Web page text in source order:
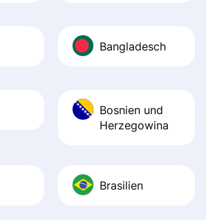
Bangladesch
Bosnien und
Herzegowina
Brasilien